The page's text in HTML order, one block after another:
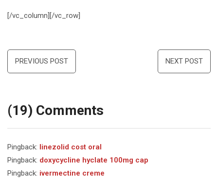
[/vc_column][/vc_row]
Navegación
de
PREVIOUS POST NEXT POST
(19) Comments
Pingback: linezolid cost oral
Pingback: doxycycline hyclate 100mg cap
Pingback: ivermectine creme